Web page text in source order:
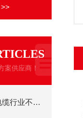
案供应商！
我国ZR-KFFRP高温电缆行业不断发展壮大